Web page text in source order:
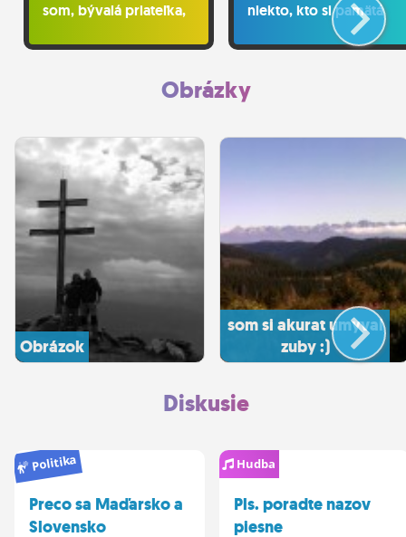
som, bývalá priateľka,
bolo veľmi divné jej
niekto, kto si pamätá
aký bol prvý birdz?
Obrázky
Obrázok
som si akurat umyval
zuby :)
Diskusie
Politika
Preco sa Maďarsko a
Slovensko
Hudba
Pls. poradte nazov
piesne